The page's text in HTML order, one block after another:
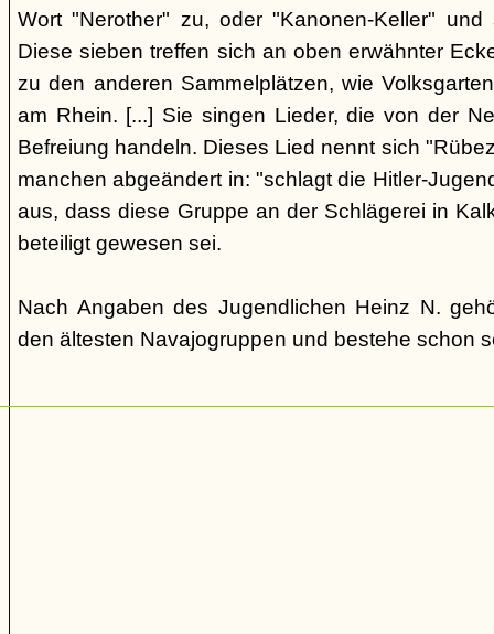
Wort "Nerother" zu, oder "Kanonen-Keller"
Diese sieben treffen sich an oben erwähnter
zu den anderen Sammelplätzen, wie
am Rhein. [...] Sie singen Lieder, die von der
Befreiung handeln. Dieses Lied nennt sich
manchen abgeändert in: "schlagt die Hitler-
aus, dass diese Gruppe an der Schlägerei in
beteiligt gewesen sei.
Nach Angaben des Jugendlichen Heinz N.
den ältesten Navajogruppen und bestehe schon